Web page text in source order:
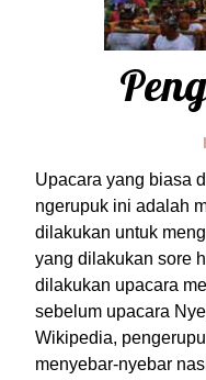
Upacara yang biasa
ngerupuk ini adalah
dilakukan untuk
yang dilakukan sore
dilakukan upacara
sebelum upacara
Wikipedia,
menyebar-nyebar